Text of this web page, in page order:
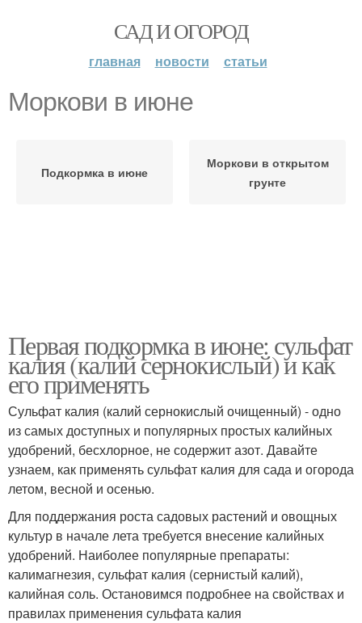
САД И ОГОРОД
главная новости статьи
Моркови в июне
Подкормка в июне
Моркови в открытом
грунте
Первая подкормка в июне: сульфат
калия (калий сернокислый) и как
его применять
Сульфат калия (калий сернокислый очищенный) - одно
из самых доступных и популярных простых калийных
удобрений, бесхлорное, не содержит азот. Давайте
узнаем, как применять сульфат калия для сада и огорода
летом, весной и осенью.
Для поддержания роста садовых растений и овощных
культур в начале лета требуется внесение калийных
удобрений. Наиболее популярные препараты:
калимагнезия, сульфат калия (сернистый калий),
калийная соль. Остановимся подробнее на свойствах и
правилах применения сульфата калия